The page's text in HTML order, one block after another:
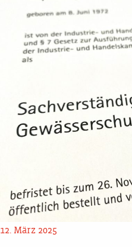
12. März 2025